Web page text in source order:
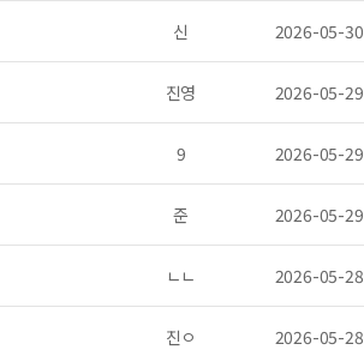
신 2026-05-30
진영 2026-05-29
9 2026-05-29
준 2026-05-29
ㄴㄴ 2026-05-28
진ㅇ 2026-05-28